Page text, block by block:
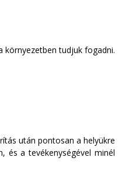
környezetben tudjuk fogadni.
után pontosan a helyükre
és a tevékenységével minél